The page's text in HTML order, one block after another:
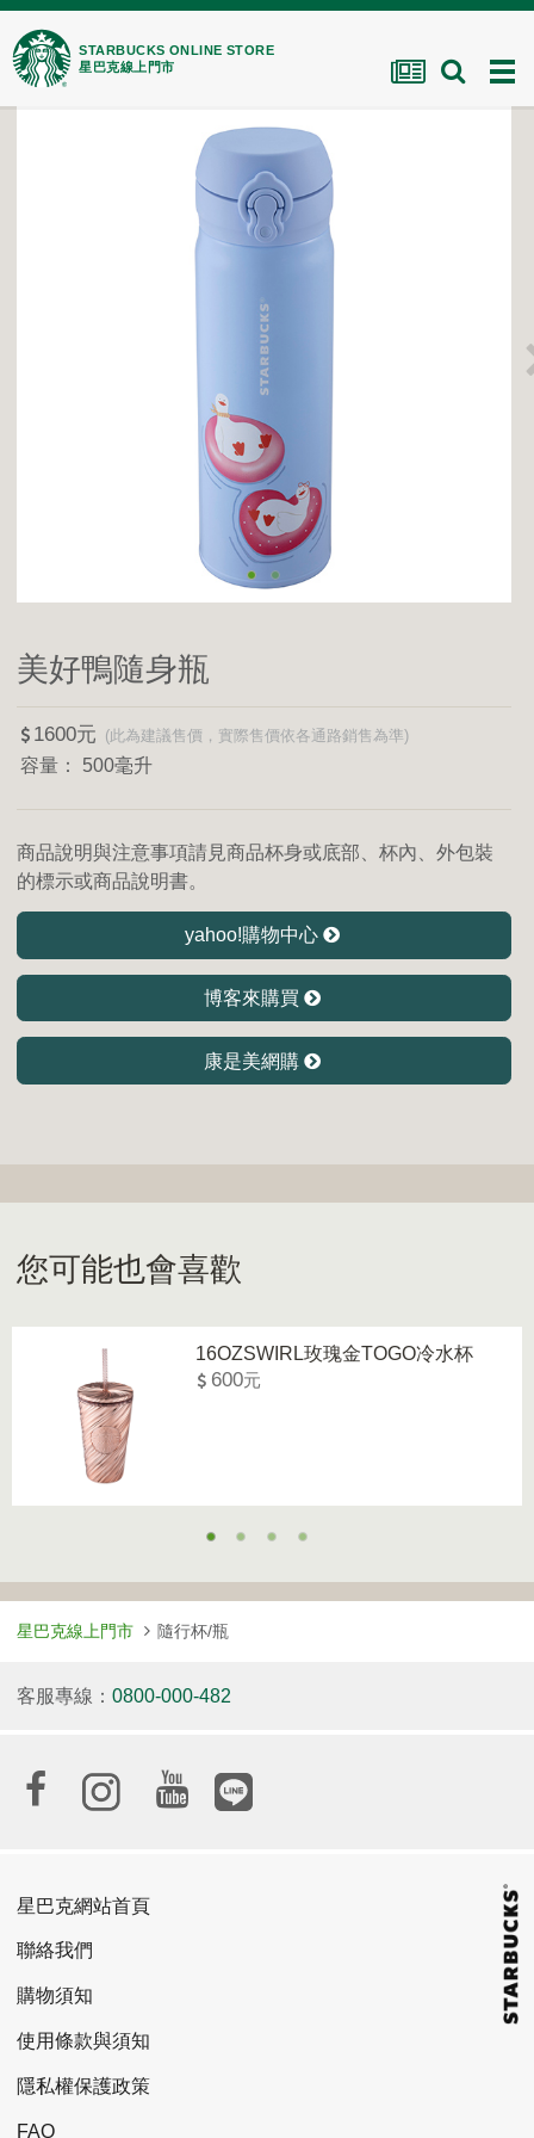
STARBUCKS ONLINE STORE
星巴克線上門市
美好鴨隨身瓶
1600
500毫升
商品說明與注意事項請見商品杯身或底部、杯內、外包裝
的標示或商品說明書。
yahoo!購物中心
博客來購買
康是美網購
您可能也會喜歡
16OZSWIRL玫瑰金TOGO冷水杯
600
星巴克線上門市 隨行杯/瓶
客服專線：0800-000-482
星巴克網站首頁
聯絡我們
購物須知
使用條款與須知
隱私權保護政策
FAQ